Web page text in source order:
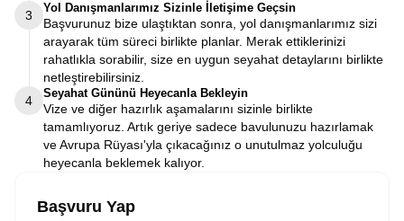
3
Yol Danışmanlarımız Sizinle İletişime Geçsin
Başvurunuz bize ulaştıktan sonra, yol danışmanlarımız sizi
arayarak tüm süreci birlikte planlar. Merak ettiklerinizi
rahatlıkla sorabilir, size en uygun seyahat detaylarını birlikte
netleştirebilirsiniz.
4
Seyahat Gününü Heyecanla Bekleyin
Vize ve diğer hazırlık aşamalarını sizinle birlikte
tamamlıyoruz. Artık geriye sadece bavulunuzu hazırlamak
ve Avrupa Rüyası'yla çıkacağınız o unutulmaz yolculuğu
heyecanla beklemek kalıyor.
Başvuru Yap